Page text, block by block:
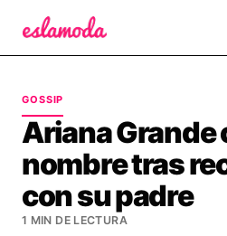
GOSSIP
Ariana Grande
nombre tras
con su padre
1 MIN DE LECTURA